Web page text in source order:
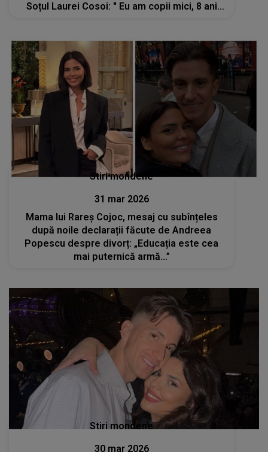
Soțul Laurei Cosoi: " Eu am copii mici, 8 ani
Stiri mondene
31 mar 2026
Mama lui Rareș Cojoc, mesaj cu subînțeles
după noile declarații făcute de Andreea
Popescu despre divorț: „Educația este cea
mai puternică armă...”
Stiri mondene
30 mar 2026